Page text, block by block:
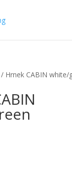
Hrnek CABIN white/